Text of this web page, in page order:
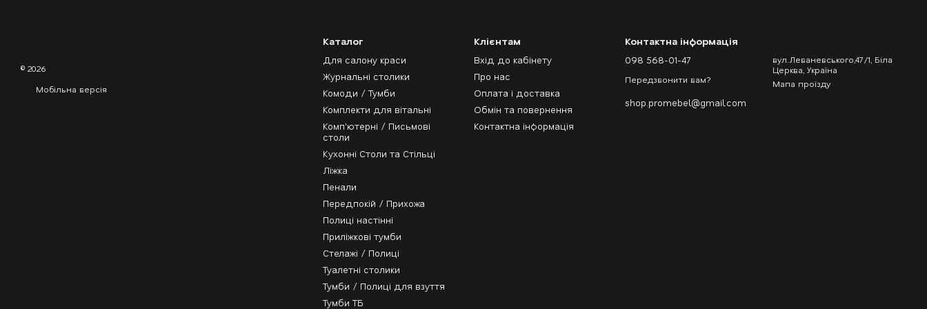
© 2026
Мобільна версія
Каталог
Для салону краси
Журнальні столики
Комоди / Тумби
Комплекти для вітальні
Комп'ютерні / Письмові
столи
Кухонні Столи та Стільці
Ліжка
Пенали
Передпокій / Прихожа
Полиці настінні
Приліжкові тумби
Стелажі / Полиці
Туалетні столики
Тумби / Полиці для взуття
Тумби ТБ
Клієнтам
Вхід до кабінету
Про нас
Оплата і доставка
Обмін та повернення
Контактна інформація
Контактна інформація
098 568-01-47
Передзвонити вам?
shop.promebel@gmail.com
вул.Леваневського,47/1, Біла
Церква, Україна
Мапа проїзду